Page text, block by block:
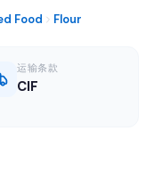
全球进口商的相关
求为认证制造商、
Food Flour
运输条款
CIF